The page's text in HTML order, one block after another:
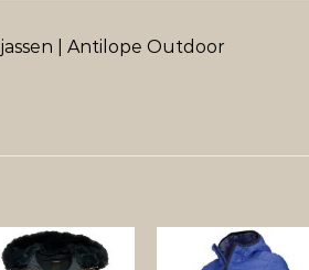
| Antilope Outdoor